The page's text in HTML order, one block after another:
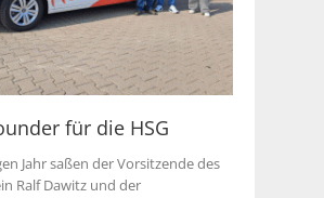
für die HSG
Jahr saßen der Vorsitzende des
Ralf Dawitz und der